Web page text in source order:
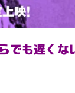
でも遅くな